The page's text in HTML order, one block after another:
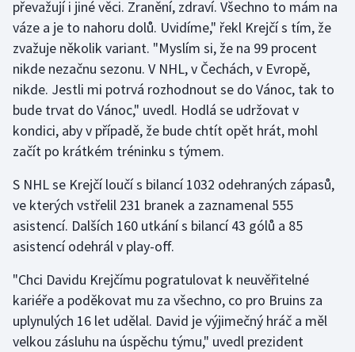
Stolní tenis
Triatlon
Veslování
Vodní slalom
Volejbal
Ostatní
převažují i jiné věci. Zranění, zdraví. Všechno to mám na
váze a je to nahoru dolů. Uvidíme," řekl Krejčí s tím, že
zvažuje několik variant. "Myslím si, že na 99 procent
nikde nezačnu sezonu. V NHL, v Čechách, v Evropě,
nikde. Jestli mi potrvá rozhodnout se do Vánoc, tak to
bude trvat do Vánoc," uvedl. Hodlá se udržovat v
kondici, aby v případě, že bude chtít opět hrát, mohl
začít po krátkém tréninku s týmem.
S NHL se Krejčí loučí s bilancí 1032 odehraných zápasů,
ve kterých vstřelil 231 branek a zaznamenal 555
asistencí. Dalších 160 utkání s bilancí 43 gólů a 85
asistencí odehrál v play-off.
"Chci Davidu Krejčímu pogratulovat k neuvěřitelné
kariéře a poděkovat mu za všechno, co pro Bruins za
uplynulých 16 let udělal. David je výjimečný hráč a měl
velkou zásluhu na úspěchu týmu," uvedl prezident